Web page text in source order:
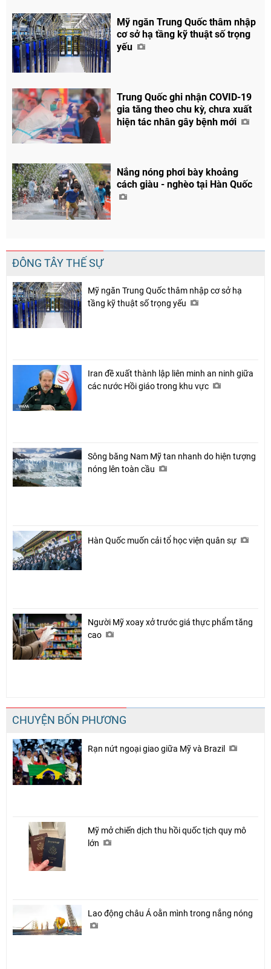
Mỹ ngăn Trung Quốc thâm nhập
cơ sở hạ tầng kỹ thuật số trọng
yếu
Trung Quốc ghi nhận COVID-19
gia tăng theo chu kỳ, chưa xuất
hiện tác nhân gây bệnh mới
Nắng nóng phơi bày khoảng
cách giàu - nghèo tại Hàn Quốc
ĐÔNG TÂY THẾ SỰ
Mỹ ngăn Trung Quốc thâm nhập cơ sở hạ
tầng kỹ thuật số trọng yếu
Iran đề xuất thành lập liên minh an ninh giữa
các nước Hồi giáo trong khu vực
Sông băng Nam Mỹ tan nhanh do hiện tượng
nóng lên toàn cầu
Hàn Quốc muốn cải tổ học viện quân sự
Người Mỹ xoay xở trước giá thực phẩm tăng
cao
CHUYỆN BỐN PHƯƠNG
Rạn nứt ngoại giao giữa Mỹ và Brazil
Mỹ mở chiến dịch thu hồi quốc tịch quy mô
lớn
Lao động châu Á oằn mình trong nắng nóng